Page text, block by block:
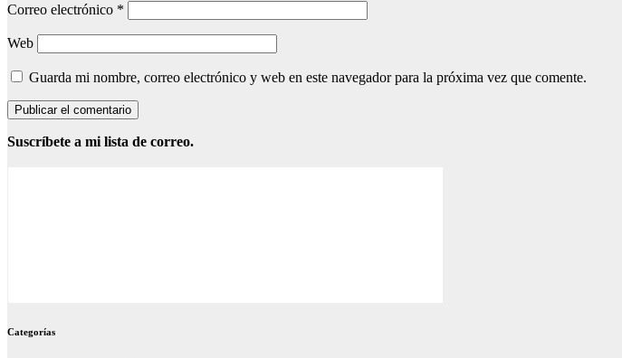
Correo electrónico *
Web
Guarda mi nombre, correo electrónico y web en este navegador para la próxima vez que comente.
Suscríbete a mi lista de correo.
Categorías